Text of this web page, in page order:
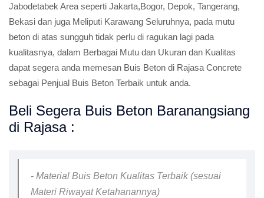
Jabodetabek Area seperti Jakarta,Bogor, Depok, Tangerang,
Bekasi dan juga Meliputi Karawang Seluruhnya, pada mutu
beton di atas sungguh tidak perlu di ragukan lagi pada
kualitasnya, dalam Berbagai Mutu dan Ukuran dan Kualitas
dapat segera anda memesan Buis Beton di Rajasa Concrete
sebagai Penjual Buis Beton Terbaik untuk anda.
Beli Segera Buis Beton Baranangsiang
di Rajasa :
- Material Buis Beton Kualitas Terbaik (sesuai
Materi Riwayat Ketahanannya)